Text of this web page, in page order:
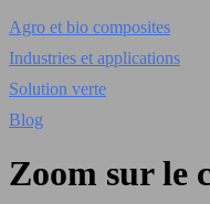
Agro et bio composites
Industries et applications
Solution verte
Blog
Zoom sur le